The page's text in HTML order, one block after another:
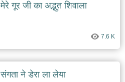
मेरे गूर जी का अद्भुत शिवाला
7.6 K
संगता ने डेरा ला लेया